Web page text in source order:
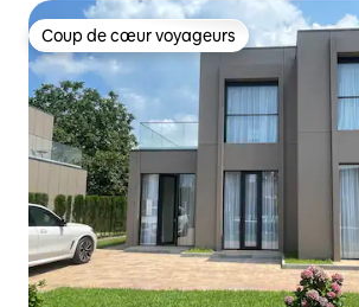
Coup de cœur voyageurs
Coup de cœur voyageurs